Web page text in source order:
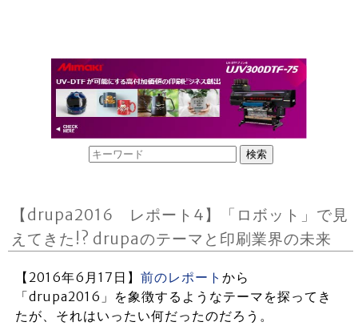
【drupa2016 レポート4】「ロボット」で見
えてきた!? drupaのテーマと印刷業界の未来
【2016年6月17日】 前のレポート から
「drupa2016」を象徴するようなテーマを探ってき
たが、それはいったい何だったのだろう。